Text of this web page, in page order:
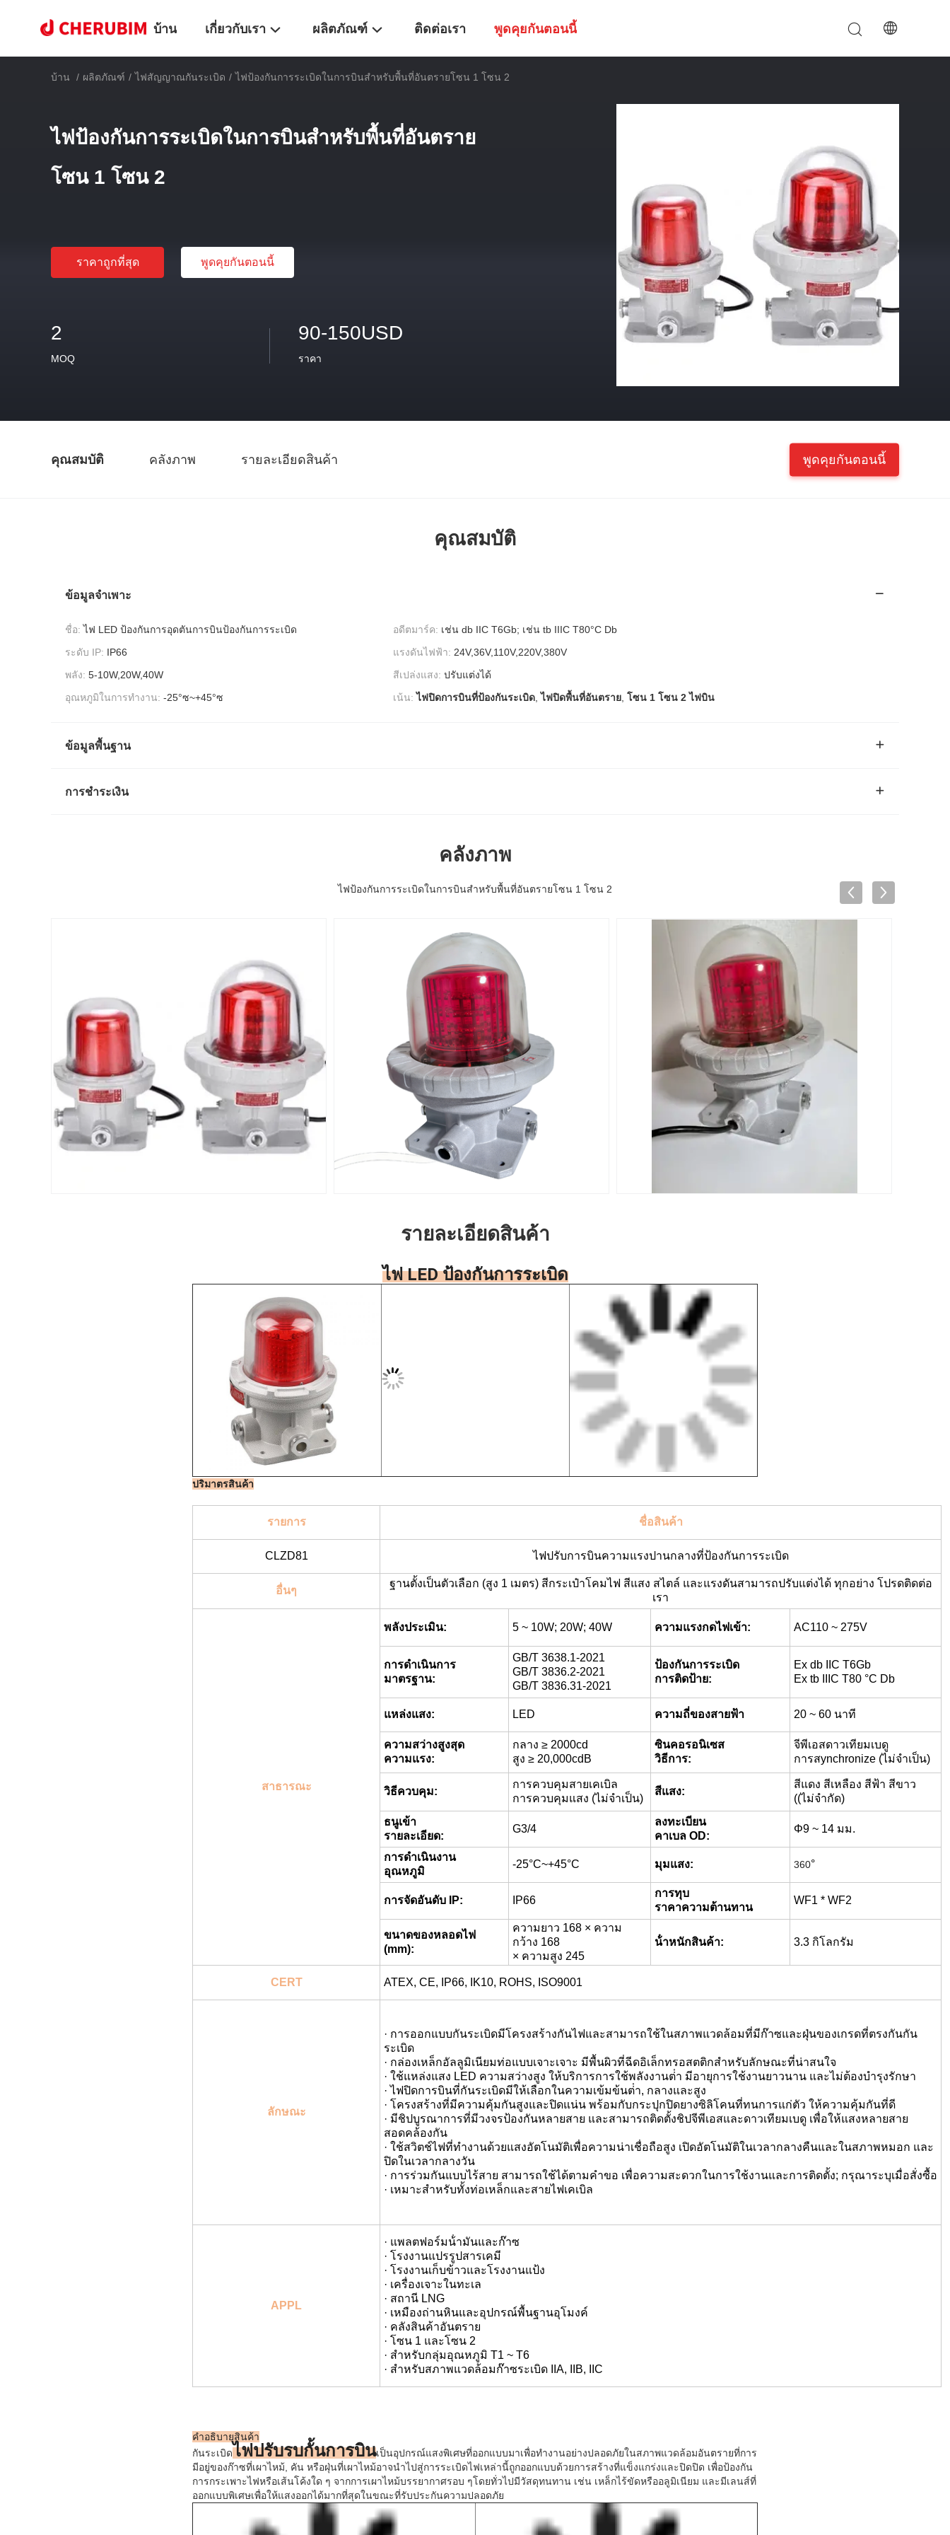
บ้าน เกี่ยวกับเรา ผลิตภัณฑ์ ติดต่อเรา พูดคุยกันตอนนี้
บ้าน / ผลิตภัณฑ์ / ไฟสัญญาณกันระเบิด / ไฟป้องกันการระเบิดในการบินสำหรับพื้นที่อันตรายโซน 1 โซน 2
ไฟป้องกันการระเบิดในการบินสำหรับพื้นที่อันตราย
โซน 1 โซน 2
ราคาถูกที่สุด พูดคุยกันตอนนี้
2
MOQ
90-150USD
ราคา
คุณสมบัติ คลังภาพ รายละเอียดสินค้า พูดคุยกันตอนนี้
คุณสมบัติ
ข้อมูลจำเพาะ
ชื่อ: ไฟ LED ป้องกันการอุดตันการบินป้องกันการระเบิด อดีตมาร์ค: เช่น db IIC T6Gb; เช่น tb IIIC T80°C Db
ระดับ IP: IP66 แรงดันไฟฟ้า: 24V,36V,110V,220V,380V
พลัง: 5-10W,20W,40W สีเปล่งแสง: ปรับแต่งได้
อุณหภูมิในการทำงาน: -25°ซ~+45°ซ เน้น: ไฟปิดการบินที่ป้องกันระเบิด ,ไฟปิดพื้นที่อันตราย โซน 1 โซน 2 ไฟบิน
ข้อมูลพื้นฐาน
การชำระเงิน
คลังภาพ
ไฟป้องกันการระเบิดในการบินสำหรับพื้นที่อันตรายโซน 1 โซน 2
รายละเอียดสินค้า
ไฟ LED ป้องกันการระเบิด
ปริมาตรสินค้า
รายการ ชื่อสินค้า
CLZD81 ไฟปรับการบินความแรงปานกลางที่ป้องกันการระเบิด
อื่นๆ
ฐานตั้งเป็นตัวเลือก (สูง 1 เมตร) สีกระเป๋าโคมไฟ สีแสง สไตล์ และแรงดันสามารถปรับแต่งได้ ทุกอย่าง โปรดติดต่อ
เรา
สาธารณะ
พลังประเมิน: 5 ~ 10W; 20W; 40W ความแรงกดไฟเข้า: AC110 ~ 275V
การดําเนินการ
มาตรฐาน:
GB/T 3638.1-2021
GB/T 3836.2-2021
GB/T 3836.31-2021
ป้องกันการระเบิด
การติดป้าย:
Ex db IIC T6Gb
Ex tb IIIC T80 °C Db
แหล่งแสง: LED ความถี่ของสายฟ้า 20 ~ 60 นาที
ความสว่างสูงสุด
ความแรง:
กลาง ≥ 2000cd
สูง ≥ 20,000cdB
ซินคอรอนิเซส
วิธีการ:
จีพีเอสดาวเทียมเบดู
การสynchronize (ไม่จําเป็น)
วิธีควบคุม:
การควบคุมสายเคเบิล
การควบคุมแสง (ไม่จําเป็น)
สีแสง:
สีแดง สีเหลือง สีฟ้า สีขาว
((ไม่จํากัด)
ธนูเข้า
รายละเอียด:
G3/4
ลงทะเบียน
คาเบล OD:
Φ9 ~ 14 มม.
การดําเนินงาน
อุณหภูมิ
-25°C~+45°C มุมแสง: 360°
การจัดอันดับ IP: IP66
การทุบ
ราคาความต้านทาน
WF1 * WF2
ขนาดของหลอดไฟ
(mm):
ความยาว 168 × ความ
กว้าง 168
× ความสูง 245
น้ําหนักสินค้า: 3.3 กิโลกรัม
CERT ATEX, CE, IP66, IK10, ROHS, ISO9001
ลักษณะ
· การออกแบบกันระเบิดมีโครงสร้างกันไฟและสามารถใช้ในสภาพแวดล้อมที่มีก๊าซและฝุ่นของเกรดที่ตรงกันกัน
ระเบิด
· กล่องเหล็กอัลลูมิเนียมท่อแบบเจาะเจาะ มีพื้นผิวที่ฉีดอิเล็กทรอสตติกสําหรับลักษณะที่น่าสนใจ
· ใช้แหล่งแสง LED ความสว่างสูง ให้บริการการใช้พลังงานต่ํา มีอายุการใช้งานยาวนาน และไม่ต้องบํารุงรักษา
· ไฟปิดการบินที่กันระเบิดมีให้เลือกในความเข้มข้นต่ํา, กลางและสูง
· โครงสร้างที่มีความคุ้มกันสูงและปิดแน่น พร้อมกับกระปุกปิดยางซิลิโคนที่ทนการแก่ตัว ให้ความคุ้มกันที่ดี
· มีชิปบูรณาการที่มีวงจรป้องกันหลายสาย และสามารถติดตั้งชิปจีพีเอสและดาวเทียมเบดู เพื่อให้แสงหลายสาย
สอดคล้องกัน
· ใช้สวิตช์ไฟที่ทํางานด้วยแสงอัตโนมัติเพื่อความน่าเชื่อถือสูง เปิดอัตโนมัติในเวลากลางคืนและในสภาพหมอก และ
ปิดในเวลากลางวัน
· การร่วมกันแบบไร้สาย สามารถใช้ได้ตามคําขอ เพื่อความสะดวกในการใช้งานและการติดตั้ง; กรุณาระบุเมื่อสั่งซื้อ
· เหมาะสําหรับทั้งท่อเหล็กและสายไฟเคเบิล
APPL
· แพลตฟอร์มน้ํามันและก๊าซ
· โรงงานแปรรูปสารเคมี
· โรงงานเก็บข้าวและโรงงานแป้ง
· เครื่องเจาะในทะเล
· สถานี LNG
· เหมืองถ่านหินและอุปกรณ์พื้นฐานอุโมงค์
· คลังสินค้าอันตราย
· โซน 1 และโซน 2
· สําหรับกลุ่มอุณหภูมิ T1 ~ T6
· สําหรับสภาพแวดล้อมก๊าซระเบิด IIA, IIB, IIC
คําอธิบายสินค้า
กันระเบิดไฟปรับรบกั้นการบินเป็นอุปกรณ์แสงพิเศษที่ออกแบบมาเพื่อทํางานอย่างปลอดภัยในสภาพแวดล้อมอันตรายที่การ
มีอยู่ของก๊าซที่เผาไหม้, คัน หรือฝุ่นที่เผาไหม้อาจนําไปสู่การระเบิดไฟเหล่านี้ถูกออกแบบด้วยการสร้างที่แข็งแกร่งและปิดปิด เพื่อป้องกัน
การกระเพาะไฟหรือเส้นโค้งใด ๆ จากการเผาไหม้บรรยากาศรอบ ๆโดยทั่วไปมีวัสดุทนทาน เช่น เหล็กไร้ขัดหรืออลูมิเนียม และมีเลนส์ที่
ออกแบบพิเศษเพื่อให้แสงออกได้มากที่สุดในขณะที่รับประกันความปลอดภัย